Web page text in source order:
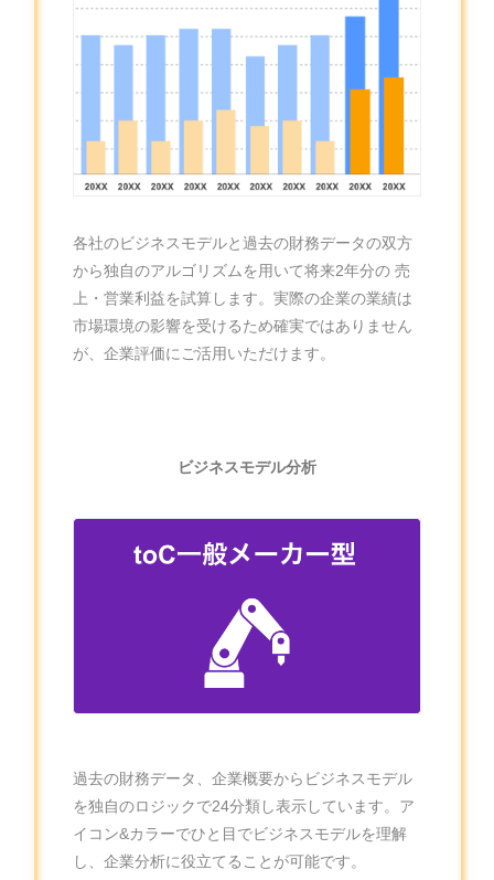
各社のビジネスモデルと過去の財務データの双方
から独自のアルゴリズムを用いて将来2年分の 売
上・営業利益を試算します。実際の企業の業績は
市場環境の影響を受けるため確実ではありません
が、企業評価にご活用いただけます。
ビジネスモデル分析
過去の財務データ、企業概要からビジネスモデル
を独自のロジックで24分類し表示しています。ア
イコン&カラーでひと目でビジネスモデルを理解
し、企業分析に役立てることが可能です。